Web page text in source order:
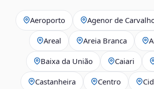
Aeroporto Agenor de
Areal Areia Branca
Baixa da União Caiari
Castanheira Centro